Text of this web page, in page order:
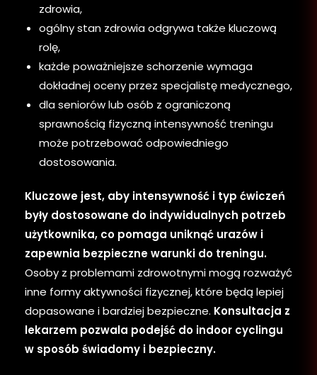
zdrowia,
ogólny stan zdrowia odgrywa także kluczową
rolę,
każde poważniejsze schorzenie wymaga
dokładnej oceny przez specjalistę medycznego,
dla seniorów lub osób z ograniczoną
sprawnością fizyczną intensywność treningu
może potrzebować odpowiedniego
dostosowania.
Kluczowe jest, aby intensywność i typ ćwiczeń
były dostosowane do indywidualnych potrzeb
użytkownika, co pomaga uniknąć urazów i
zapewnia bezpieczne warunki do treningu.
Osoby z problemami zdrowotnymi mogą rozważyć
inne formy aktywności fizycznej, które będą lepiej
dopasowane i bardziej bezpieczne. Konsultacja z
lekarzem pozwala podejść do indoor cyclingu
w sposób świadomy i bezpieczny.